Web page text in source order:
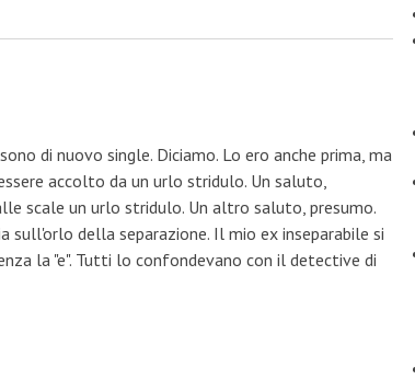
di nuovo single. Diciamo. Lo ero anche prima, ma
accolto da un urlo stridulo. Un saluto,
scale un urlo stridulo. Un altro saluto, presumo.
sull'orlo della separazione. Il mio ex inseparabile si
la "e". Tutti lo confondevano con il detective di